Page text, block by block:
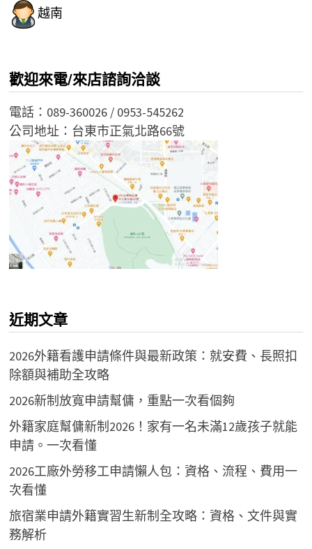
越南
歡迎來電/來店諮詢洽談
電話：089-360026 / 0953-545262
公司地址：台東市正氣北路66號
近期文章
2026外籍看護申請條件與最新政策：就安費、長照扣
除額與補助全攻略
2026新制放寬申請幫傭，重點一次看個夠
外籍家庭幫傭新制2026！家有一名未滿12歲孩子就能
申請。一次看懂
2026工廠外勞移工申請懶人包：資格、流程、費用一
次看懂
旅宿業申請外籍實習生新制全攻略：資格、文件與實
務解析